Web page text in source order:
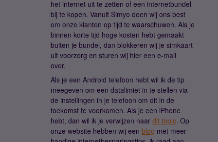
het internet uit te zetten of een internetbundel
bij te kopen. Vanuit Simyo doen wij ons best
om onze klanten op tijd te waarschuwen. Als je
binnen korte tijd hoge kosten hebt gemaakt
buiten je bundel, dan blokkeren wij je simkaart
uit voorzorg en sturen wij hier een e-mail
over.
Als je een Android telefoon hebt wil ik de tip
meegeven om een datalimiet in te stellen via
de instellingen in je telefoon om dit in de
toekomst te voorkomen. Als je een iPhone
hebt, dan wil ik je verwijzen naar dit topic. Op
onze website hebben wij een blog met meer